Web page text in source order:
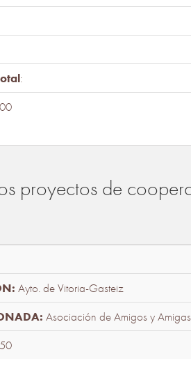
:
proyectos de
Ayto. de Vitoria-Gasteiz
Asociación de Amigos y